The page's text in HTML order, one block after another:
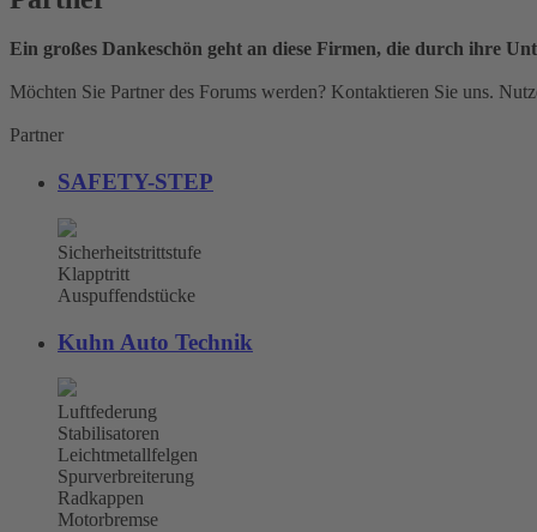
Ein großes Dankeschön geht an diese Firmen, die durch ihre
Möchten Sie Partner des Forums werden? Kontaktieren Sie uns.
Partner
SAFETY-STEP
Sicherheitstrittstufe
Klapptritt
Auspuffendstücke
Kuhn Auto Technik
Luftfederung
Stabilisatoren
Leichtmetallfelgen
Spurverbreiterung
Radkappen
Motorbremse